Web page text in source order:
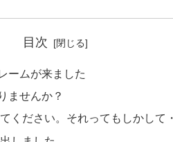
目次
ームが来ました
ませんか？
ください。それってもしかして